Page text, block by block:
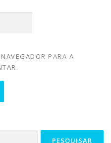
PARA A